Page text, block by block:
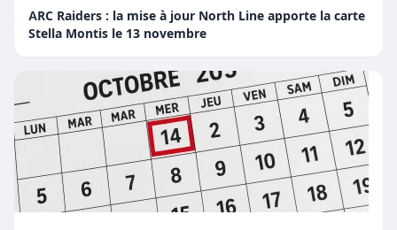
ARC Raiders : la mise à jour North Line apporte la carte
Stella Montis le 13 novembre